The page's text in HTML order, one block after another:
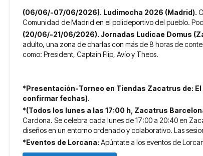
(06/06/-07/06/2026). Ludimocha 2026 (Madrid).
Comunidad de Madrid en el polideportivo del pueblo.
(20/06/-21/06/2026). Jornadas Ludicae Domus
adulto, una zona de charlas con más de 8 horas de
como: President, Captain Flip, Avío y Theos.
*Presentación-Torneo en Tiendas Zacatrus de:
confirmar fechas).
*(Todos los lunes a las 17:00 h, Zacatrus
Cardona. Se celebra cada lunes de 17:00 a 20:40 en
diseños en un entorno ordenado y colaborativo. Las
*Eventos de Lorcana: Apúntate a los eventos de